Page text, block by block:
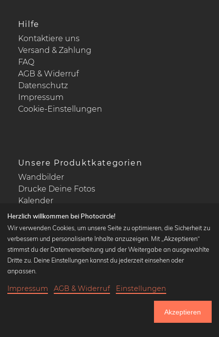
Bis Donnerstag: 20% Rabatt auf alle Bilder
Hilfe
Kontaktiere uns
Versand & Zahlung
FAQ
AGB & Widerruf
Datenschutz
Impressum
Cookie-Einstellungen
Unsere Produktkategorien
Wandbilder
Drucke Deine Fotos
Kalender
Beliebte Kollektionen
Wandbilder in schwarz-weiß
Klassiker der Kunstgeschichte
Herzlich willkommen bei Photocircle!
Wir verwenden Cookies, um unsere Seite zu optimieren, die Sicherheit zu
verbessern und personalisierte Inhalte anzuzeigen. Mit „Akzeptieren“
stimmst du der Datenverarbeitung und der Weitergabe an ausgewählte
Dritte zu. Deine Einstellungen kannst du jederzeit einsehen oder
anpassen.
Impressum AGB & Widerruf Einstellungen
Akzeptieren